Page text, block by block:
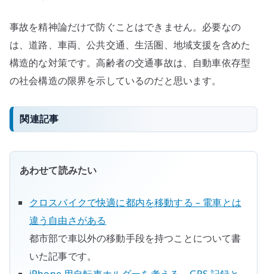
事故を精神論だけで防ぐことはできません。必要なの
は、道路、車両、公共交通、生活圏、地域支援を含めた
構造的な対策です。高齢者の交通事故は、自動車依存型
の社会構造の限界を示しているのだと思います。
関連記事
あわせて読みたい
クロスバイクで快適に都内を移動する – 電車とは
違う自由さがある
都市部で車以外の移動手段を持つことについて書
いた記事です。